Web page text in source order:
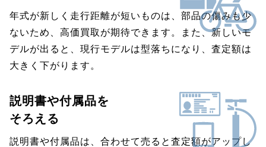
年式が新しく走行距離が短いものは、部品の傷みも少
ないため、高価買取が期待できます。また、新しいモ
デルが出ると、現行モデルは型落ちになり、査定額は
大きく下がります。
説明書や付属品を
そろえる
説明書や付属品は、合わせて売ると査定額がアップし